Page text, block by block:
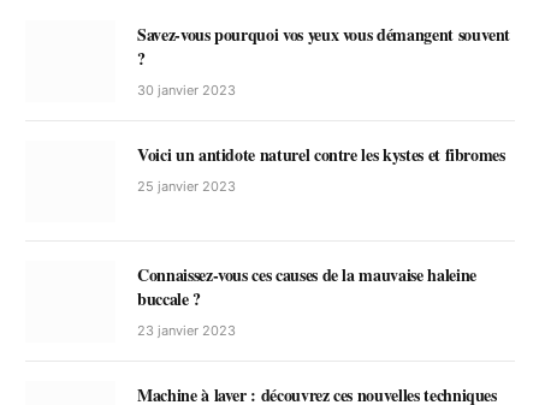
Savez-vous pourquoi vos yeux vous démangent souvent
?
30 janvier 2023
Voici un antidote naturel contre les kystes et fibromes
25 janvier 2023
Connaissez-vous ces causes de la mauvaise haleine
buccale ?
23 janvier 2023
Machine à laver : découvrez ces nouvelles techniques